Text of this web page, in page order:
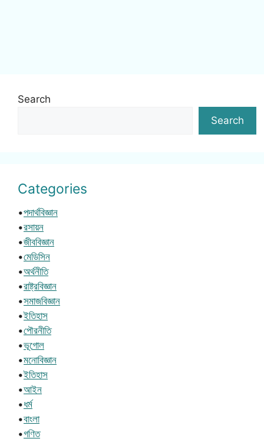
Search
Search
Categories
•পদার্থবিজ্ঞান
•রসায়ন
•জীববিজ্ঞান
•মেডিসিন
•অর্থনীতি
•রাষ্ট্রবিজ্ঞান
•সমাজবিজ্ঞান
•ইতিহাস
•পৌরনীতি
•ভূগোল
•মনোবিজ্ঞান
•ইতিহাস
•আইন
•ধর্ম
•বাংলা
•গণিত